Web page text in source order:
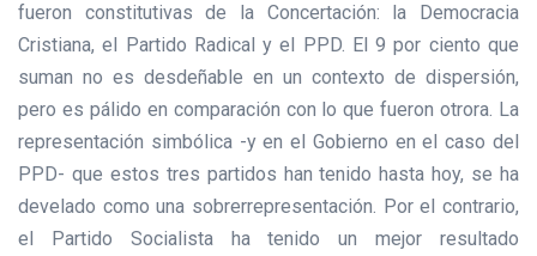
fueron constitutivas de la Concertación: la Democracia
Cristiana, el Partido Radical y el PPD. El 9 por ciento que
suman no es desdeñable en un contexto de dispersión,
pero es pálido en comparación con lo que fueron otrora. La
representación simbólica -y en el Gobierno en el caso del
PPD- que estos tres partidos han tenido hasta hoy, se ha
develado como una sobrerrepresentación. Por el contrario,
el Partido Socialista ha tenido un mejor resultado